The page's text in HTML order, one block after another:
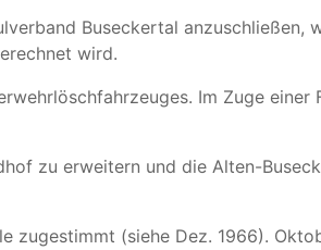
Buseckertal
wird.
Im Zuge
zu erweitern und die Alten-
zugestimmt (siehe Dez. 1966).